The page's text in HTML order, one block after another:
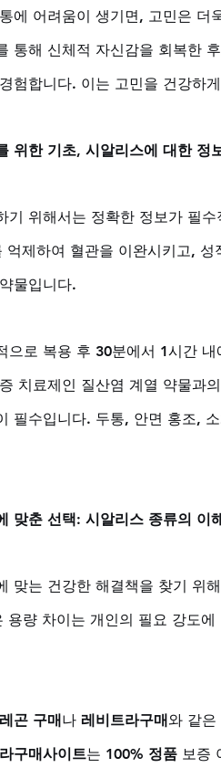
에 어려움이 생기면, 고민은 더
통해 신체적 자신감을 회복한
험합니다. 이는 고민을 건강하
위한 기초, 시알리스에 대한 정
기 위해서는 정확한 정보가 필
억제하여 혈관을 이완시키고,
물입니다.
으로 복용 후 30분에서 1시간
치료제인 질산염 계열 약물과
필수입니다. 두통, 안면 홍조,
맞춘 선택: 시알리스 종류의 이
맞는 건강한 해결책을 찾기 위해
용량 차이는 개인의 필요 강도
곤 구매나 레비트라구매와 같은
구매사이트는 100% 정품 보증